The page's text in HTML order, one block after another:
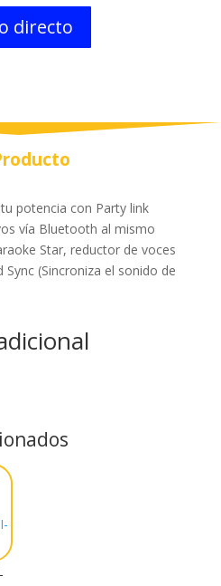
directo
potencia con Party link
vía Bluetooth al mismo
Star, reductor de voces
Sync (Sincroniza el sonido de